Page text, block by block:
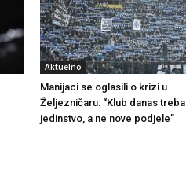
Aktuelno
Manijaci se oglasili o krizi u
Željezničaru: “Klub danas treba
jedinstvo, a ne nove podjele”